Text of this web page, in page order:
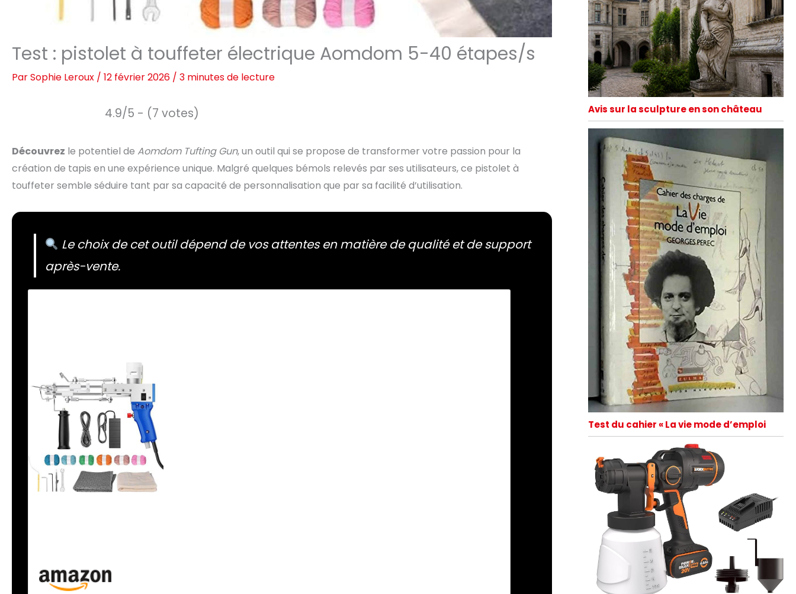
Test : pistolet à touffeter électrique Aomdom 5-40 étapes/s
ParSophie Leroux / 12 février 2026 / 3 minutes de lecture
4.9/5 - (7 votes)
Découvrez le potentiel de Aomdom Tufting Gun, un outil qui se propose de transformer votre passion pour la
création de tapis en une expérience unique. Malgré quelques bémols relevés par ses utilisateurs, ce pistolet à
touffeter semble séduire tant par sa capacité de personnalisation que par sa facilité d’utilisation.
Le choix de cet outil dépend de vos attentes en matière de qualité et de support
après-vente.
Avis sur la sculpture en son château
Test du cahier « La vie mode d’emploi